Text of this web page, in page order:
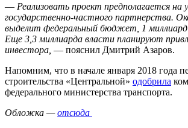
— Реализовать проект предполагается на
государственно-частного партнерства.
выделит федеральный бюджет, 1
Еще 3,3 миллиарда власти планируют
инвестора, — пояснил Дмитрий Азаров.
Напомним, что в начале января 2018 года
строительства «Центральной» одобрила
федерального министерства транспорта.
Обложка —отсюда